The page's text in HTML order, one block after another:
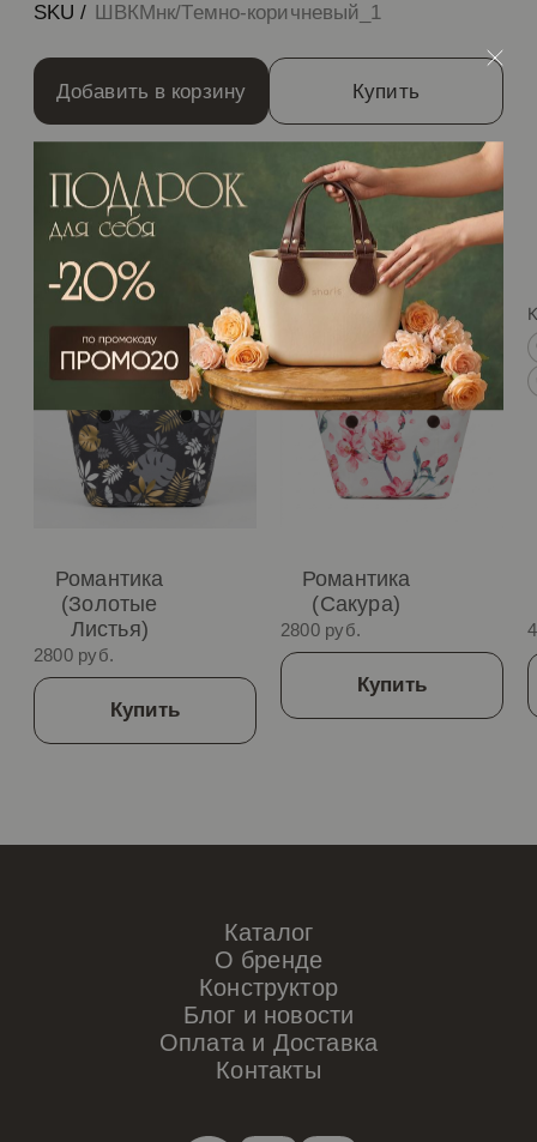
SKU / ШВКМнк/Темно-коричневый_1
Добавить в корзину Купить
/Рекомендуем
Романтика
(Золотые
Листья)
2800 руб.
Купить
Романтика
(Сакура)
2800 руб.
Купить
Каталог
О бренде
Конструктор
Блог и новости
Оплата и Доставка
Контакты